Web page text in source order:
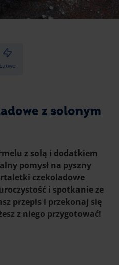
z solonym
z solą i dodatkiem
pomysł na pyszny
czekoladowe
i spotkanie ze
przepis i przekonaj się
z niego przygotować!